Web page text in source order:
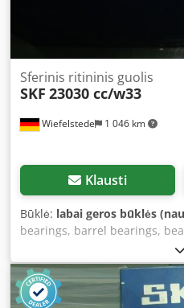
Wiefelstede 1 046 km
Sferinis ritininis guolis
SKF 23030 cc/w33
Klausti
Būklė: labai geros būklės
bearings, barrel bearings,
Credpfx Aob A Imuedyef -
diameter: 200 -D = Outer
SALE BY WEIGHT/REMAINING